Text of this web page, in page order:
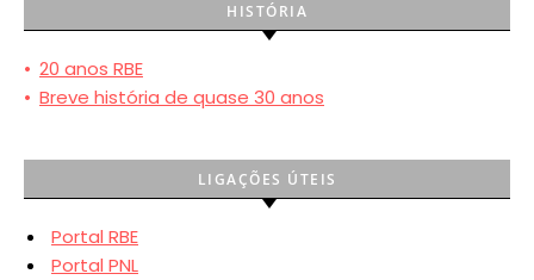
HISTÓRIA
• 20 anos RBE
• Breve história de quase 30 anos
LIGAÇÕES ÚTEIS
Portal RBE
Portal PNL